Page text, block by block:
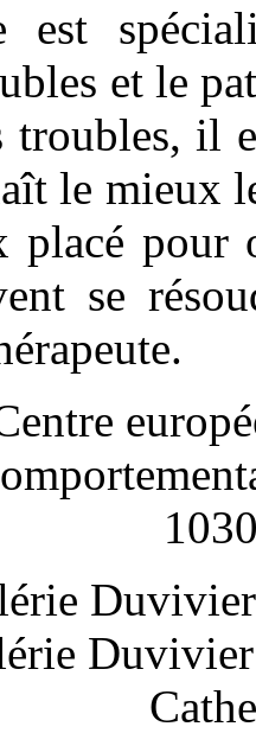
est
et le
troubles, il
le mieux
placé pour
se